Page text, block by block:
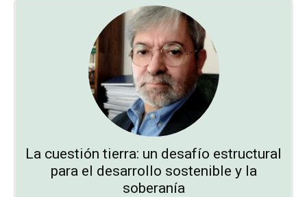
La cuestión tierra: un desafío estructural
para el desarrollo sostenible y la
soberanía